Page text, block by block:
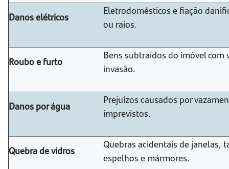
Danos elétricos
Eletrodomésticos e fiação
ou raios.
Roubo e furto
Bens subtraídos do imóvel com
invasão.
Danos por água
Prejuízos causados por
imprevistos.
Quebra de vidros
Quebras acidentais de janelas,
espelhos e mármores.